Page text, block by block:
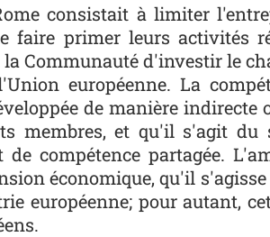
consistait à limiter
faire primer leurs activités
Communauté d'investir le
européenne. La
de manière
membres, et qu'il s'agit
compétence partagée.
économique, qu'il
européenne; pour autant,